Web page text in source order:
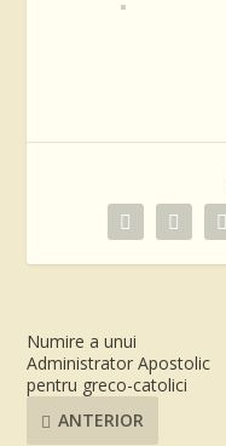
Numire a unui
Administrator Apostolic
pentru greco-catolici
ANTERIOR